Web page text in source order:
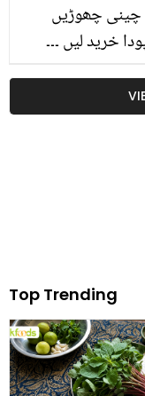
چھوڑیں
خرید لیں ۔۔۔
میں رکھنے سے
کے ضرورت
Top Trending